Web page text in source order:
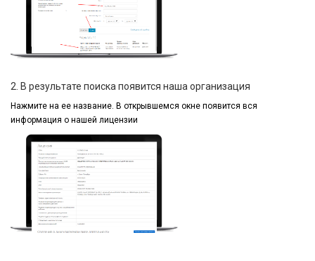
2. В результате поиска появится наша организация
Нажмите на ее название. В открывшемся окне появится вся
информация о нашей лицензии